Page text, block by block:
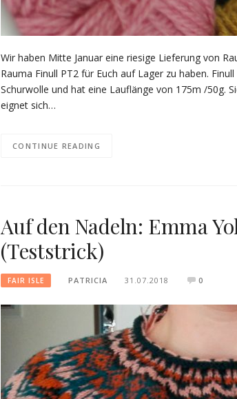
Wir haben Mitte Januar eine riesige Lieferung von
Rauma Finull PT2 für Euch auf Lager zu haben.
Schurwolle und hat eine Lauflänge von 175m /50g.
eignet sich…
CONTINUE READING
Auf den Nadeln: Emma
(Teststrick)
FAIR ISLE PATRICIA 31.07.2018 0